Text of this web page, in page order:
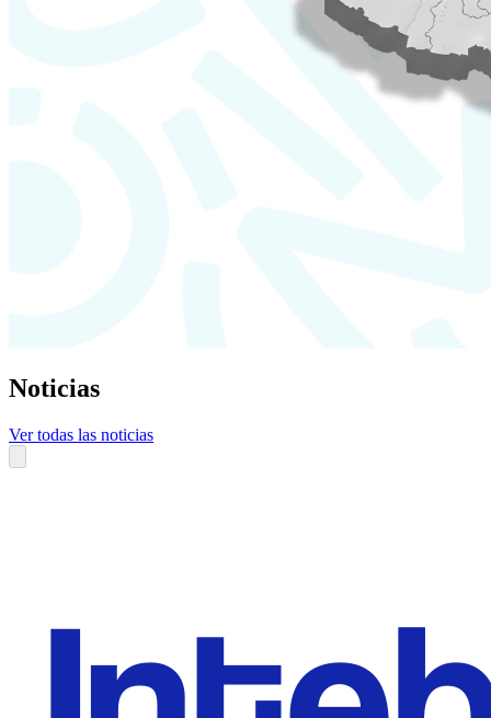
Noticias
Ver todas las noticias